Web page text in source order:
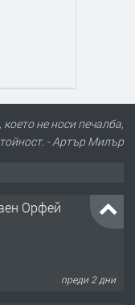
не носи печалба,
- Артър Милър
Орфей
преди 2 дни